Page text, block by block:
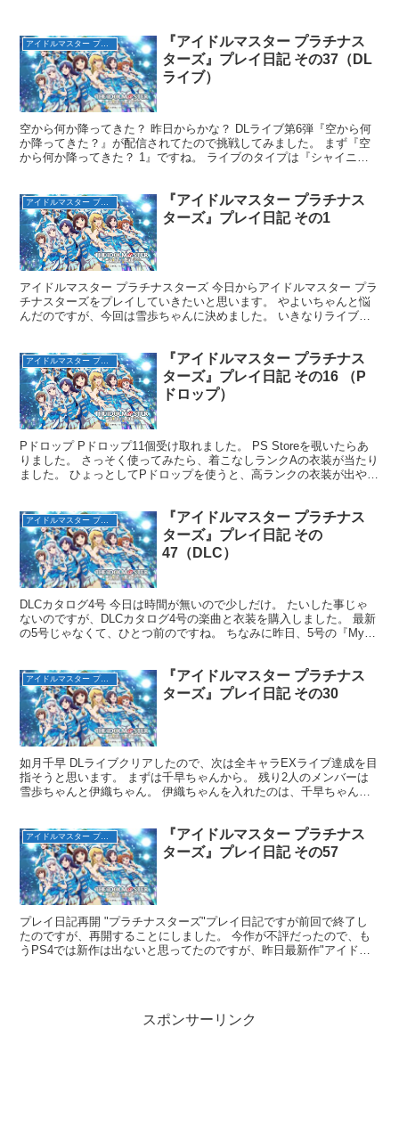
アイドルマスター プラチナスターズ（完）
『アイドルマスター プラチナス
ターズ』プレイ日記 その37（DL
ライブ）
空から何か降ってきた？ 昨日からかな？ DLライブ第6弾『空から何
か降ってきた？』が配信されてたので挑戦してみました。 まず『空
から何か降ってきた？ 1』ですね。 ライブのタイプは『シャイニー
アイドルマスター プラチナスターズ（完）
『アイドルマスター プラチナス
ターズ』プレイ日記 その1
アイドルマスター プラチナスターズ 今日からアイドルマスター プラ
チナスターズをプレイしていきたいと思います。 やよいちゃんと悩
んだのですが、今回は雪歩ちゃんに決めました。 いきなりライブを
アイドルマスター プラチナスターズ（完）
『アイドルマスター プラチナス
ターズ』プレイ日記 その16 （P
ドロップ）
Pドロップ Pドロップ11個受け取れました。 PS Storeを覗いたらあ
りました。 さっそく使ってみたら、着こなしランクAの衣装が当たり
ました。 ひょっとしてPドロップを使うと、高ランクの衣装が出やす
アイドルマスター プラチナスターズ（完）
『アイドルマスター プラチナス
ターズ』プレイ日記 その
47（DLC）
DLCカタログ4号 今日は時間が無いので少しだけ。 たいした事じゃ
ないのですが、DLCカタログ4号の楽曲と衣装を購入しました。 最新
の5号じゃなくて、ひとつ前のですね。 ちなみに昨日、5号の『My
アイドルマスター プラチナスターズ（完）
『アイドルマスター プラチナス
ターズ』プレイ日記 その30
如月千早 DLライブクリアしたので、次は全キャラEXライブ達成を目
指そうと思います。 まずは千早ちゃんから。 残り2人のメンバーは
雪歩ちゃんと伊織ちゃん。 伊織ちゃんを入れたのは、千早ちゃんの
アイドルマスター プラチナスターズ（完）
『アイドルマスター プラチナス
ターズ』プレイ日記 その57
プレイ日記再開 "プラチナスターズ"プレイ日記ですが前回で終了し
たのですが、再開することにしました。 今作が不評だったので、も
うPS4では新作は出ないと思ってたのですが、昨日最新作"アイドル
スポンサーリンク